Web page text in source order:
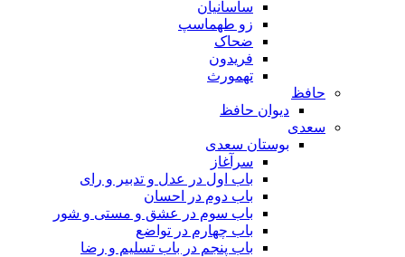
ساسانیان
زو طهماسپ‏
ضحاک
فریدون
تهمورث
حافظ
دیوان حافظ
سعدی
بوستان سعدی
سرآغاز
باب اول در عدل و تدبیر و رای
باب دوم در احسان
باب سوم در عشق و مستی و شور
باب چهارم در تواضع
باب پنجم در باب تسلیم و رضا